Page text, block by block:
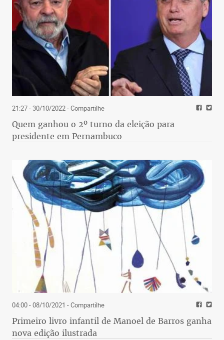
21:27 - 30/10/2022- Compartilhe
Quem ganhou o 2º turno da eleição para
presidente em Pernambuco
04:00 - 08/10/2021 - Compartilhe
Primeiro livro infantil de Manoel de Barros ganha
nova edição ilustrada